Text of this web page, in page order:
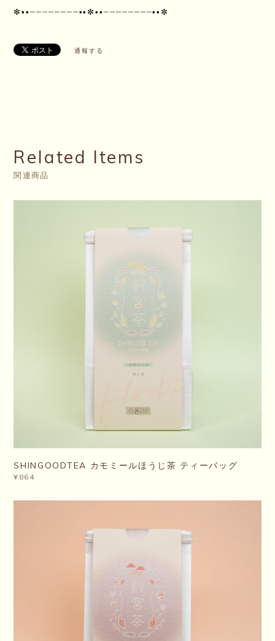
✼••┈┈┈┈┈┈┈┈••✼••┈┈┈┈┈┈┈┈••✼
通報する
Related Items
関連商品
SHINGOODTEA カモミールほうじ茶 ティーバッグ
¥864